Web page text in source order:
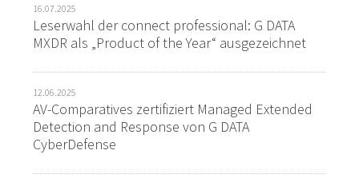
16.07.2025
Leserwahl der connect professional: G DATA
MXDR als „Product of the Year“ ausgezeichnet
12.06.2025
AV-Comparatives zertifiziert Managed Extended
Detection and Response von G DATA
CyberDefense